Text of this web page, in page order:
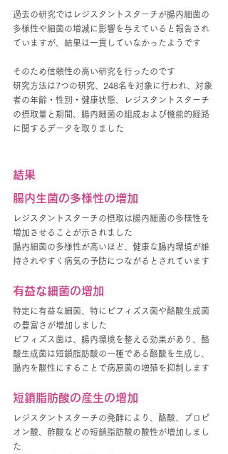
過去の研究ではレジスタントスターチが腸内細菌の
多様性や細菌の増減に影響を与えていると報告され
ていますが、結果は一貫していなかったようです
そのため信頼性の高い研究を行ったのです
研究方法は7つの研究、248名を対象に行われ、対象
者の年齢・性別・健康状態、レジスタントスターチ
の摂取量と期間、腸内細菌の組成および機能的経路
に関するデータを取りました
結果
腸内生菌の多様性の増加
レジスタントスターチの摂取は腸内細菌の多様性を
増加させることが示されました
腸内細菌の多様性が高いほど、健康な腸内環境が維
持されやすく病気の予防につながるとされています
有益な細菌の増加
特定に有益な細菌、特にビフィズス菌や酪酸生成菌
の豊富さが増加しました
ビフィズス菌は、腸内環境を整える効果があり、酪
酸生成菌は短鎖脂肪酸の一種である酪酸を生成し、
腸内を酸性にすることで病原菌の増殖を抑制します
短鎖脂肪酸の産生の増加
レジスタントスターチの発酵により、酪酸、プロピ
オン酸、酢酸などの短鎖脂肪酸の酸性が増加しまし
た